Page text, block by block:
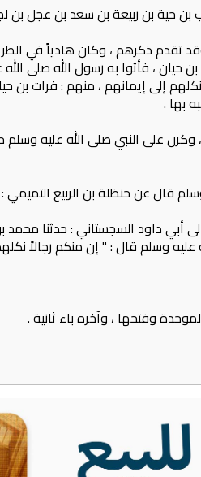
بن حية بن ربيعة بن سعد بن عجل
تقدم ذكرهم ، وكان هادياً في
حيان ، فأتوا به رسول الله صلى
إلى إيمانهم ، منهم‏ :‏ فرات بن
بها‏ .‏
على النبي صلى الله عليه وسلم
قال عن حنظلة بن الربيع التميمي‏
إلى أبي داود السجستاني‏ :‏ حدثنا
وسلم قال ‏:‏ ‏"‏ إن منكم رجالاً
وفتحها ، وآخره باء ثانية‏ .‏